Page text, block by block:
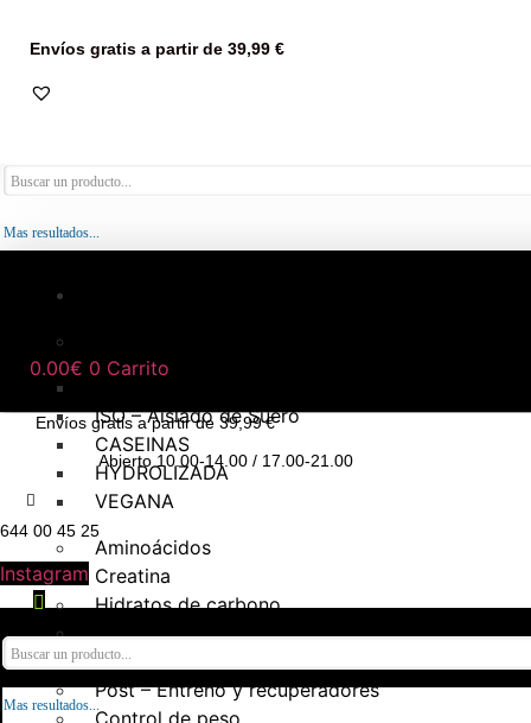
Envíos gratis a partir de 39,99 €
Mas resultados...
ISO – Aislado de Suero
CASEINAS
HYDROLIZADA
VEGANA
Aminoácidos
Creatina
Hidratos de carbono
Pre – entrenos
Intra – Entreno
Post – Entreno y recuperadores
Control de peso
0.00€ 0 Carrito
Envíos gratis a partir de 39,99 €
Abierto 10.00-14.00 / 17.00-21.00
644 00 45 25
Instagram
Mas resultados...